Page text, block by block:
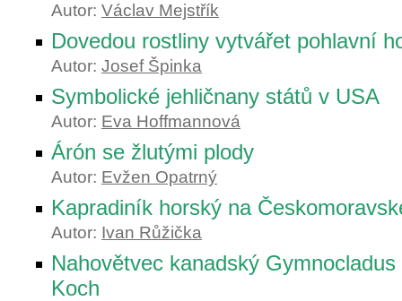
Autor: Václav Mejstřík
Dovedou rostliny vytvářet pohlavní
Autor: Josef Špinka
Symbolické jehličnany států v USA
Autor: Eva Hoffmannová
Árón se žlutými plody
Autor: Evžen Opatrný
Kapradiník horský na
Autor: Ivan Růžička
Nahovětvec kanadský
Koch